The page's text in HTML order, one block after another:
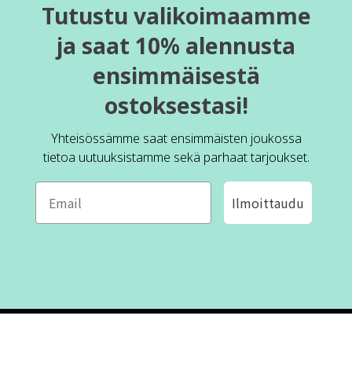
Tutustu valikoimaamme
ja saat 10% alennusta
ensimmäisestä
ostoksestasi!
Yhteisössämme saat ensimmäisten joukossa
tietoa uutuuksistamme sekä parhaat tarjoukset.
Ilmoittaudu